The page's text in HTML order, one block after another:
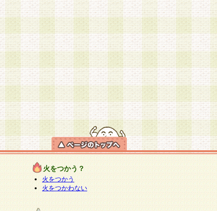
火をつかう？
火をつかう
火をつかわない